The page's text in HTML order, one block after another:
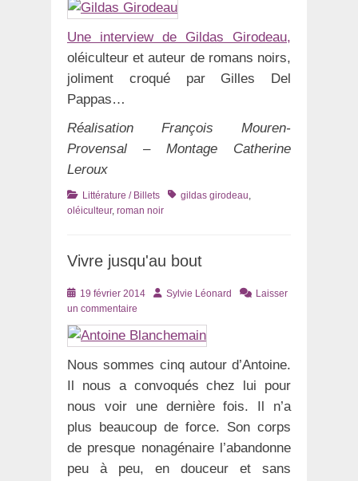
Une interview de Gildas Girodeau,
oléiculteur et auteur de romans noirs,
joliment croqué par Gilles Del
Pappas…
Réalisation François Mouren-
Provensal – Montage Catherine
Leroux
Catégories
Littérature / Billets Tagsgildas girodeau,
oléiculteur, roman noir
Vivre jusqu'au bout
Posté
le
19 février 2014 AuteurSylvie Léonard
Laisser
un commentaire
Nous sommes cinq autour d’Antoine.
Il nous a convoqués chez lui pour
nous voir une dernière fois. Il n’a
plus beaucoup de force. Son corps
de presque nonagénaire l’abandonne
peu à peu, en douceur et sans